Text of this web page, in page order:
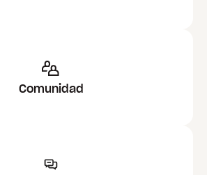
Comunidad